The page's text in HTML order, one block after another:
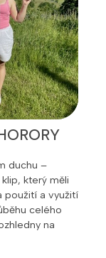
duchu –
který měli
použití a využití
celého
na